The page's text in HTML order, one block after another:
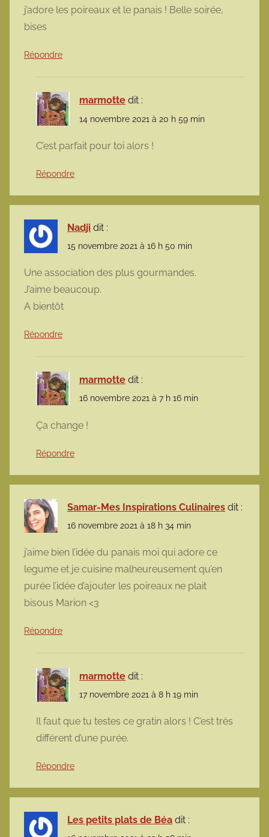
j’adore les poireaux et le panais ! Belle soirée,
bises
Répondre
marmotte dit :
14 novembre 2021 à 20 h 59 min
C’est parfait pour toi alors !
Répondre
Nadji dit :
15 novembre 2021 à 16 h 50 min
Une association des plus gourmandes.
J’aime beaucoup.
A bientôt
Répondre
marmotte dit :
16 novembre 2021 à 7 h 16 min
Ça change !
Répondre
Samar-Mes Inspirations Culinaires dit :
16 novembre 2021 à 18 h 34 min
j’aime bien l’idée du panais moi qui adore ce
legume et je cuisine malheureusement qu’en
purée l’idée d’ajouter les poireaux ne plait
bisous Marion <3
Répondre
marmotte dit :
17 novembre 2021 à 8 h 19 min
Il faut que tu testes ce gratin alors ! C’est très
différent d’une purée.
Répondre
Les petits plats de Béa dit :